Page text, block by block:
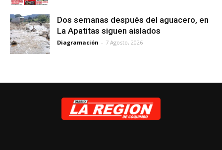
Dos semanas después del aguacero, en
La Apatitas siguen aislados
Diagramación - 7 Agosto, 2026